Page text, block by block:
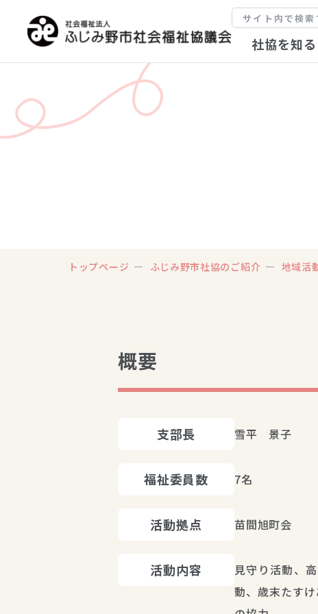
社協を知る
トップページ ふじみ野市社協のご紹介 地域活
概要
支部長 雪平　景子
福祉委員数 7名
活動拠点 苗間旭町会
活動内容
見守り活動、
動、歳末たす